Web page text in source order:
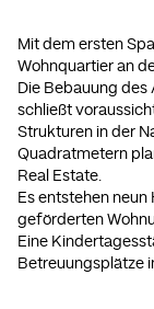
Mit dem ersten
Wohnquartier an
Die Bebauung
schließt
Strukturen in der
Quadratmetern
Real Estate.
Es entstehen
geförderten
Eine
Betreuungsplätze